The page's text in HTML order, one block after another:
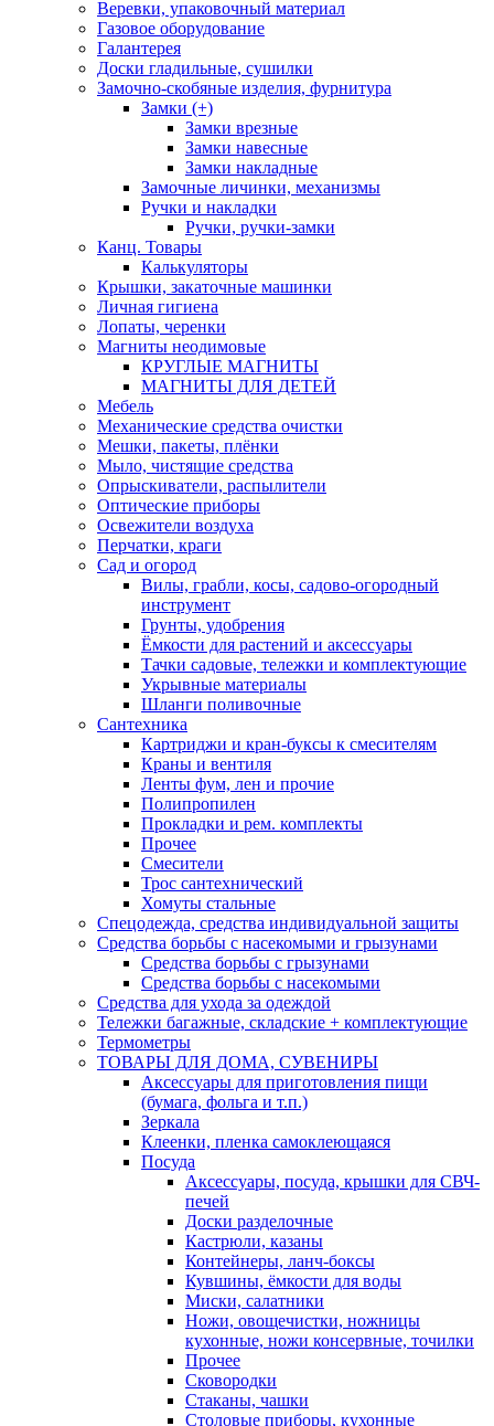
Веревки, упаковочный материал
Газовое оборудование
Галантерея
Доски гладильные, сушилки
Замочно-скобяные изделия, фурнитура
Замки (+)
Замки врезные
Замки навесные
Замки накладные
Замочные личинки, механизмы
Ручки и накладки
Ручки, ручки-замки
Канц. Товары
Калькуляторы
Крышки, закаточные машинки
Личная гигиена
Лопаты, черенки
Магниты неодимовые
КРУГЛЫЕ МАГНИТЫ
МАГНИТЫ ДЛЯ ДЕТЕЙ
Мебель
Механические средства очистки
Мешки, пакеты, плёнки
Мыло, чистящие средства
Опрыскиватели, распылители
Оптические приборы
Освежители воздуха
Перчатки, краги
Сад и огород
Вилы, грабли, косы, садово-огородный
инструмент
Грунты, удобрения
Ёмкости для растений и аксессуары
Тачки садовые, тележки и комплектующие
Укрывные материалы
Шланги поливочные
Сантехника
Картриджи и кран-буксы к смесителям
Краны и вентиля
Ленты фум, лен и прочие
Полипропилен
Прокладки и рем. комплекты
Прочее
Смесители
Трос сантехнический
Хомуты стальные
Спецодежда, средства индивидуальной защиты
Средства борьбы с насекомыми и грызунами
Средства борьбы с грызунами
Средства борьбы с насекомыми
Средства для ухода за одеждой
Тележки багажные, складские + комплектующие
Термометры
ТОВАРЫ ДЛЯ ДОМА, СУВЕНИРЫ
Аксессуары для приготовления пищи
(бумага, фольга и т.п.)
Зеркала
Клеенки, пленка самоклеющаяся
Посуда
Аксессуары, посуда, крышки для СВЧ-
печей
Доски разделочные
Кастрюли, казаны
Контейнеры, ланч-боксы
Кувшины, ёмкости для воды
Миски, салатники
Ножи, овощечистки, ножницы
кухонные, ножи консервные, точилки
Прочее
Сковородки
Стаканы, чашки
Столовые приборы, кухонные